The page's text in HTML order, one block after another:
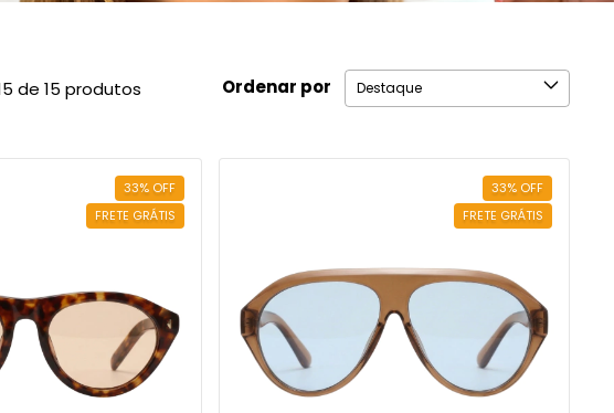
de 15 produtos Ordenar por
33% OFF
FRETE GRÁTIS
33% OFF
FRETE GRÁTIS